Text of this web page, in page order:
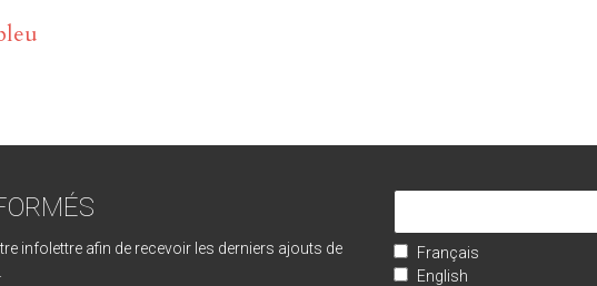
infolettre afin de recevoir les derniers ajouts de
Français
English